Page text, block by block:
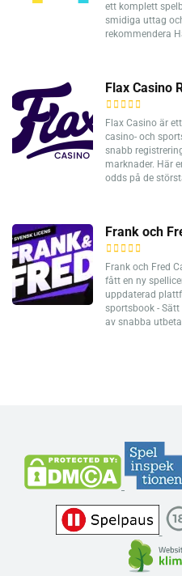
ett komplett
smidiga uttag
rekommendera
Flax Casino
Flax Casino är
casino- och
snabb
marknader. Här
odds på de
Frank och
Frank och Fred
fått en ny
uppdaterad
sportsbook -
av snabba